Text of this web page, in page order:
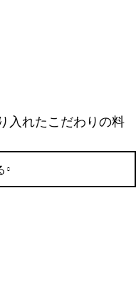
入れたこだわりの料